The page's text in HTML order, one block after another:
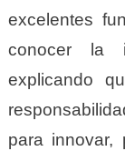
excelentes
conocer la
explicando
para innovar,